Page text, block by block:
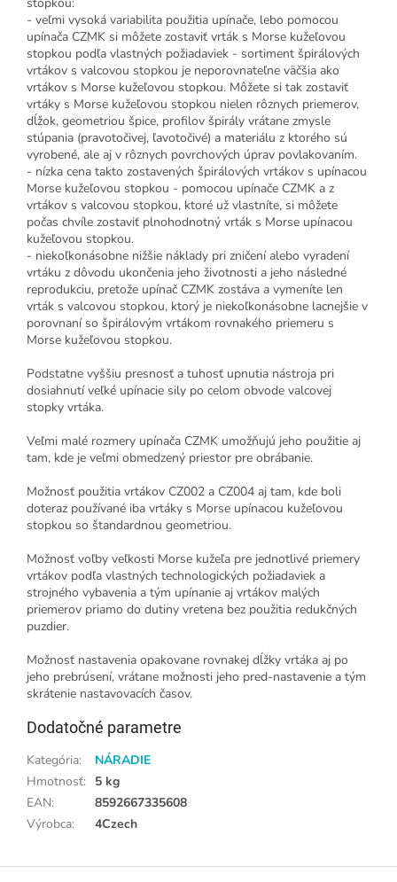
- veľmi vysoká variabilita použitia upínače, lebo pomocou
upínača CZMK si môžete zostaviť vrták s Morse kužeľovou
stopkou podľa vlastných požiadaviek - sortiment špirálových
vrtákov s valcovou stopkou je neporovnateľne väčšia ako
vrtákov s Morse kužeľovou stopkou. Môžete si tak zostaviť
vrtáky s Morse kužeľovou stopkou nielen rôznych priemerov,
dĺžok, geometriou špice, profilov špirály vrátane zmysle
stúpania (pravotočivej, ľavotočivé) a materiálu z ktorého sú
vyrobené, ale aj v rôznych povrchových úprav povlakovaním.
- nízka cena takto zostavených špirálových vrtákov s upínacou
Morse kužeľovou stopkou - pomocou upínače CZMK a z
vrtákov s valcovou stopkou, ktoré už vlastníte, si môžete
počas chvíle zostaviť plnohodnotný vrták s Morse upínacou
kužeľovou stopkou.
- niekoľkonásobne nižšie náklady pri zničení alebo vyradení
vrtáku z dôvodu ukončenia jeho životnosti a jeho následné
reprodukciu, pretože upínač CZMK zostáva a vymeníte len
vrták s valcovou stopkou, ktorý je niekoľkonásobne lacnejšie v
porovnaní so špirálovým vrtákom rovnakého priemeru s
Morse kužeľovou stopkou.
Podstatne vyššiu presnosť a tuhosť upnutia nástroja pri
dosiahnutí veľké upínacie sily po celom obvode valcovej
stopky vrtáka.
Veľmi malé rozmery upínača CZMK umožňujú jeho použitie aj
tam, kde je veľmi obmedzený priestor pre obrábanie.
Možnosť použitia vrtákov CZ002 a CZ004 aj tam, kde boli
doteraz používané iba vrtáky s Morse upínacou kužeľovou
stopkou so štandardnou geometriou.
Možnosť voľby veľkosti Morse kužeľa pre jednotlivé priemery
vrtákov podľa vlastných technologických požiadaviek a
strojného vybavenia a tým upínanie aj vrtákov malých
priemerov priamo do dutiny vretena bez použitia redukčných
puzdier.
Možnosť nastavenia opakovane rovnakej dĺžky vrtáka aj po
jeho prebrúsení, vrátane možnosti jeho pred-nastavenie a tým
skrátenie nastavovacích časov.
Dodatočné parametre
Kategória:
NÁRADIE
Hmotnosť: 5 kg
EAN:
8592667335608
Výrobca: 4Czech